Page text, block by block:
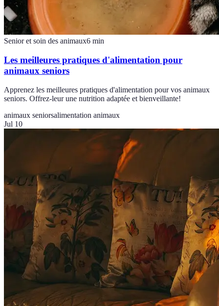
Senior et soin des animaux6 min
Les meilleures pratiques d'alimentation pour
animaux seniors
Apprenez les meilleures pratiques d'alimentation pour vos animaux
seniors. Offrez-leur une nutrition adaptée et bienveillante!
animaux seniorsalimentation animaux
Jul 10